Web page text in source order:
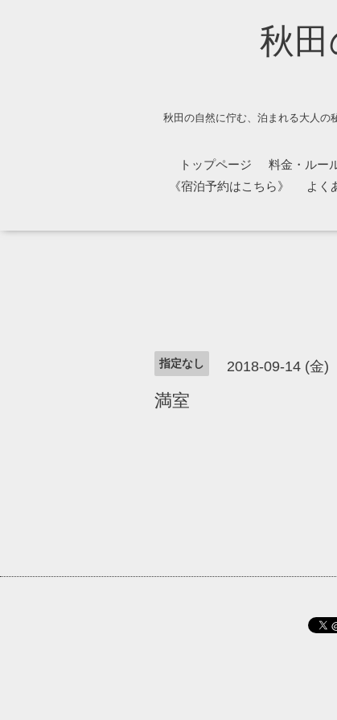
秋
秋田の自然に佇む、泊まれる大人の
トップページ 料金・ルー
《宿泊予約はこちら》
よく
指定なし 2018-09-14 (金)
満室